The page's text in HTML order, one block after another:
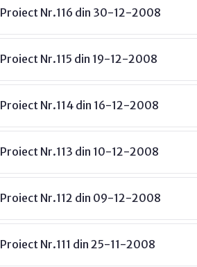
Proiect Nr.116 din 30-12-2008
Proiect Nr.115 din 19-12-2008
Proiect Nr.114 din 16-12-2008
Proiect Nr.113 din 10-12-2008
Proiect Nr.112 din 09-12-2008
Proiect Nr.111 din 25-11-2008